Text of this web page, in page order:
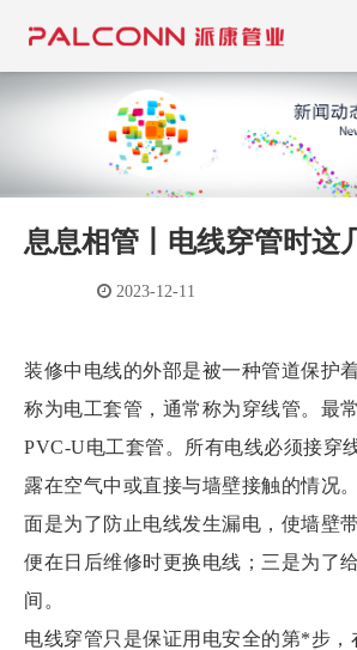
息息相管丨电线穿管时这
2023-12-11
装修中电线的外部是被一种管道保护
称为电工套管，通常称为穿线管。最
PVC-U电工套管。所有电线必须接穿
露在空气中或直接与墙壁接触的情况
面是为了防止电线发生漏电，使墙壁
便在日后维修时更换电线；三是为了
间。
电线穿管只是保证用电安全的第*步，